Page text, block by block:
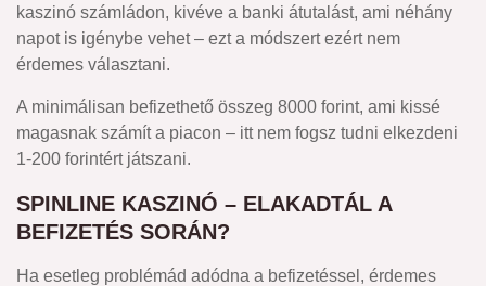
kaszinó számládon, kivéve a banki átutalást, ami néhány
napot is igénybe vehet – ezt a módszert ezért nem
érdemes választani.
A minimálisan befizethető összeg 8000 forint, ami kissé
magasnak számít a piacon – itt nem fogsz tudni elkezdeni
1-200 forintért játszani.
SPINLINE KASZINÓ – ELAKADTÁL A
BEFIZETÉS SORÁN?
Ha esetleg problémád adódna a befizetéssel, érdemes